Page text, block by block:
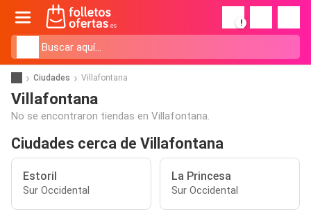
!
Ciudades Villafontana
Villafontana
No se encontraron tiendas en Villafontana.
Ciudades cerca de Villafontana
Estoril
Sur Occidental
La Princesa
Sur Occidental